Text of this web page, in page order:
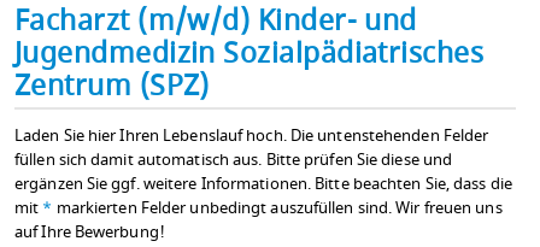
Facharzt (m/w/d) Kinder- und
Jugendmedizin Sozialpädiatrisches
Zentrum (SPZ)
Laden Sie hier Ihren Lebenslauf hoch. Die untenstehenden Felder
füllen sich damit automatisch aus. Bitte prüfen Sie diese und
ergänzen Sie ggf. weitere Informationen. Bitte beachten Sie, dass die
mit * markierten Felder unbedingt auszufüllen sind. Wir freuen uns
auf Ihre Bewerbung!